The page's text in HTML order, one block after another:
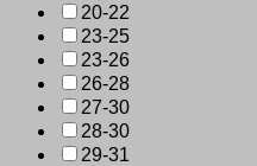
20-22
23-25
23-26
26-28
27-30
28-30
29-31